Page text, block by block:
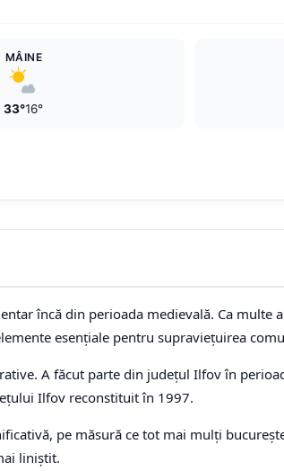
MÂINE
33°16°
încă din perioada medievală. Ca multe
esențiale pentru supraviețuirea
A făcut parte din județul Ilfov în
Ilfov reconstituit în 1997.
pe măsură ce tot mai mulți
liniștit.